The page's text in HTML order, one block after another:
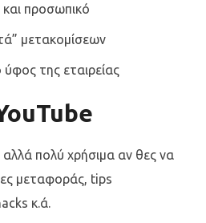
προσωπικό
μετακομίσεων
ύφος της εταιρείας
πολύ χρήσιμα αν θες να
μεταφοράς, tips
κ.ά.